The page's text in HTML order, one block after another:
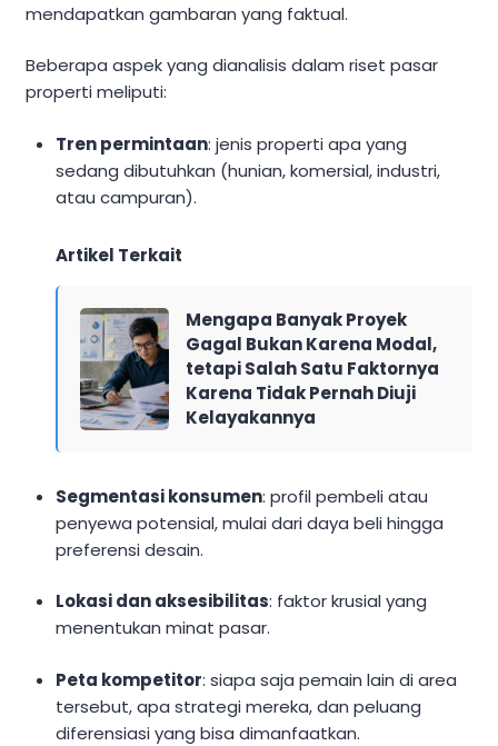
mendapatkan gambaran yang faktual.
Beberapa aspek yang dianalisis dalam riset pasar
properti meliputi:
Tren permintaan: jenis properti apa yang
sedang dibutuhkan (hunian, komersial, industri,
atau campuran).
Artikel Terkait
Mengapa Banyak Proyek
Gagal Bukan Karena Modal,
tetapi Salah Satu Faktornya
Karena Tidak Pernah Diuji
Kelayakannya
Segmentasi konsumen: profil pembeli atau
penyewa potensial, mulai dari daya beli hingga
preferensi desain.
Lokasi dan aksesibilitas: faktor krusial yang
menentukan minat pasar.
Peta kompetitor: siapa saja pemain lain di area
tersebut, apa strategi mereka, dan peluang
diferensiasi yang bisa dimanfaatkan.